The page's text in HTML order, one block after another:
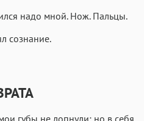
надо мной. Нож. Пальцы.
сознание.
губы не лопнули; но в себя